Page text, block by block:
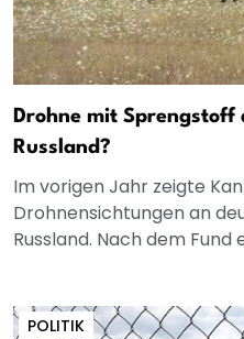
Drohne mit Sprengstoff
Russland?
Im vorigen Jahr zeigte
Drohnensichtungen an
Russland. Nach dem Fund
POLITIK